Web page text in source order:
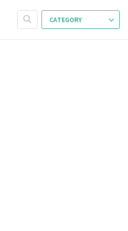
CATEGORY